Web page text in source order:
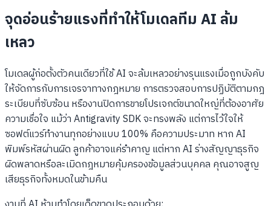
จุดอ่อนร้ายแรงที่ทำให้โมเดลทีม AI ล้ม
เหลว
โมเดลผู้ก่อตั้งตัวคนเดียวที่ใช้ AI จะล้มเหลวอย่างรุนแรงเมื่อถูกบังคับ
ให้จัดการกับการเจรจาทางกฎหมาย การตรวจสอบการปฏิบัติตามกฎ
ระเบียบที่ซับซ้อน หรืองานปิดการขายโปรเจกต์ขนาดใหญ่ที่ต้องอาศัย
ความเชื่อใจ แม้ว่า Antigravity SDK จะทรงพลัง แต่การไว้ใจให้
ซอฟต์แวร์ทำงานทุกอย่างแบบ 100% คือความประมาท หาก AI
พิมพ์รหัสผ่านผิด ลูกค้าอาจแค่รำคาญ แต่หาก AI ร่างสัญญาธุรกิจ
ผิดพลาดหรือละเมิดกฎหมายคุ้มครองข้อมูลส่วนบุคคล คุณอาจสูญ
เสียธุรกิจทั้งหมดในข้ามคืน